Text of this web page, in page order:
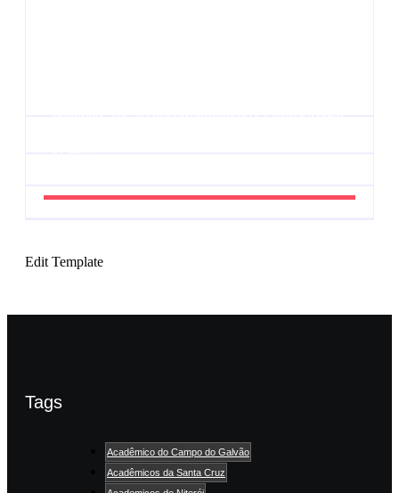
Edit Template
Tags
Acadêmico do Campo do Galvão
Acadêmicos da Santa Cruz